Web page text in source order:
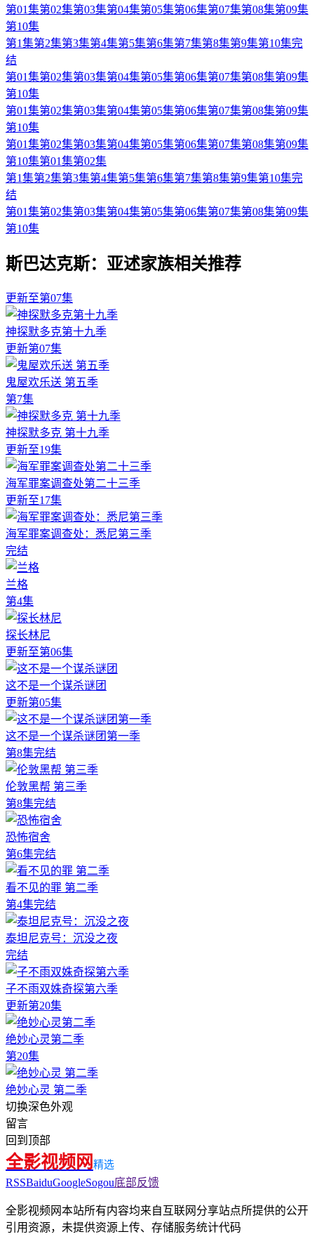
第01集第02集第03集第04集第05集第06集第07集第08集第09集
第10集
第1集第2集第3集第4集第5集第6集第7集第8集第9集第10集完
结
第01集第02集第03集第04集第05集第06集第07集第08集第09集
第10集
第01集第02集第03集第04集第05集第06集第07集第08集第09集
第10集
第01集第02集第03集第04集第05集第06集第07集第08集第09集
第10集第01集第02集
第1集第2集第3集第4集第5集第6集第7集第8集第9集第10集完
结
第01集第02集第03集第04集第05集第06集第07集第08集第09集
第10集
斯巴达克斯：亚述家族相关推荐
更新至第07集
神探默多克第十九季
更新第07集
鬼屋欢乐送 第五季
第7集
神探默多克 第十九季
更新至19集
海军罪案调查处第二十三季
更新至17集
海军罪案调查处：悉尼第三季
完结
兰格
第4集
探长林尼
更新至第06集
这不是一个谋杀谜团
更新第05集
这不是一个谋杀谜团第一季
第8集完结
伦敦黑帮 第三季
第8集完结
恐怖宿舍
第6集完结
看不见的罪 第二季
第4集完结
泰坦尼克号：沉没之夜
完结
子不雨双姝奇探第六季
更新第20集
绝妙心灵第二季
第20集
绝妙心灵 第二季
切换深色外观
留言
回到顶部
全影视频网 精选
RSSBaiduGoogleSogou底部反馈
全影视频网本站所有内容均来自互联网分享站点所提供的公开
引用资源，未提供资源上传、存储服务统计代码